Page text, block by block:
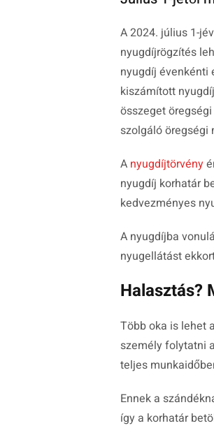
A 2024. július 1-
nyugdíjrögzítés
nyugdíj évenkénti
kiszámított
összeget
szolgáló öregségi
A nyugdíjtörvény
nyugdíj korhatár
kedvezményes
A nyugdíjba
nyugellátást
Halasztás?
Több oka is lehet
személy folytatni
teljes
Ennek a
így a korhatár